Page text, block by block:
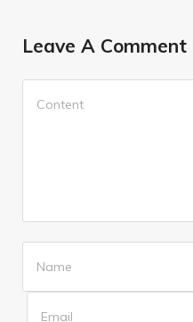
Leave A Comment